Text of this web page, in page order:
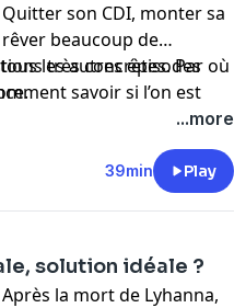
son CDI, monter sa
beaucoup de
très concrètes. Par où
savoir si l’on est
les autres épisodes
.
...more
39min Play
solution idéale ?
la mort de Lyhanna,